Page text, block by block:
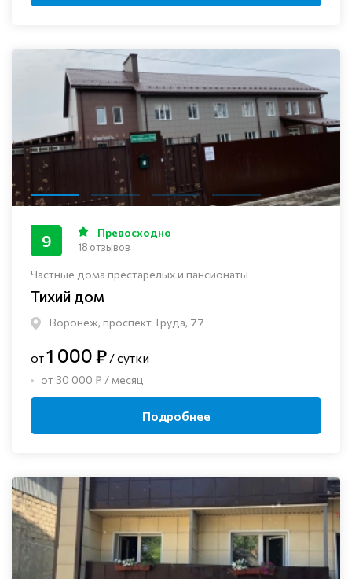
Частные дома престарелых и пансионаты
Тихий дом
Воронеж, проспект Труда, 77
9 Превосходно
18 отзывов
от1 000 ₽ / сутки
от 30 000 ₽ / месяц
Подробнее